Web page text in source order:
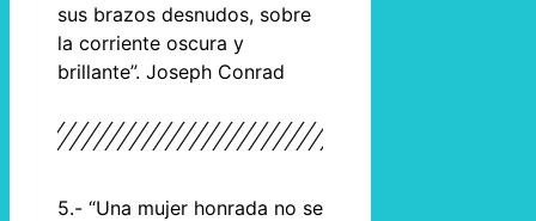
sus brazos desnudos, sobre
la corriente oscura y
brillante”. Joseph Conrad
5.- “Una mujer honrada no se